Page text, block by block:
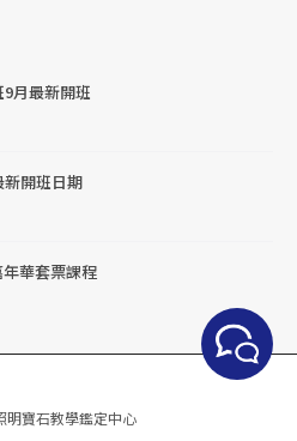
月最新開班
新開班日期
華套票課程
寶石教學鑑定中心